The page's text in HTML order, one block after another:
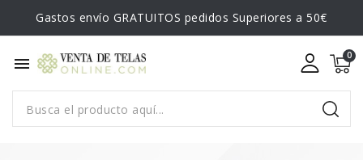
Gastos envío GRATUITOS pedidos Superiores a 50€
menu